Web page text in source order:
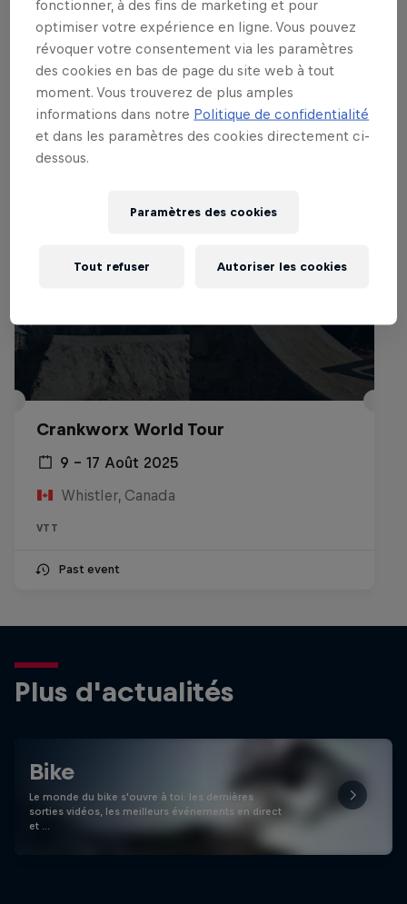
tropicales du spot en 2022.
Événements associés
Crankworx World Tour
9 – 17 Août 2025
Whistler, Canada
VTT
Past event
Plus d'actualités
Bike
Le monde du bike s'ouvre à toi: les dernières
sorties vidéos, les meilleurs événements en direct
et …
fonctionner, à des fins de marketing et pour
optimiser votre expérience en ligne. Vous pouvez
révoquer votre consentement via les paramètres
des cookies en bas de page du site web à tout
moment. Vous trouverez de plus amples
informations dans notre Politique de confidentialité
et dans les paramètres des cookies directement ci-
dessous.
Paramètres des cookies
Tout refuser Autoriser les cookies